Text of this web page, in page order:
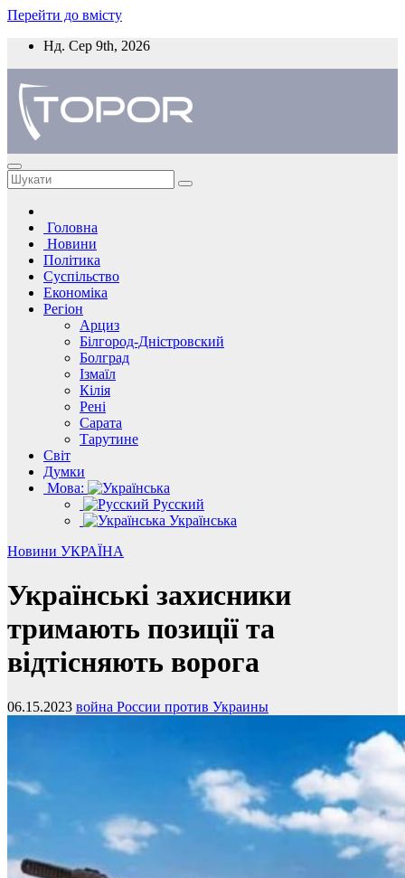
Перейти до вмісту
Нд. Сер 9th, 2026
Головна
Новини
Політика
Суспільство
Економіка
Регіон
Арциз
Білгород-Дністровский
Болград
Ізмаїл
Кілія
Рені
Сарата
Тарутине
Світ
Думки
Мова:
Русский
Українська
Новини УКРАЇНА
Українські захисники
тримають позиції та
відтісняють ворога
06.15.2023 война России против Украины